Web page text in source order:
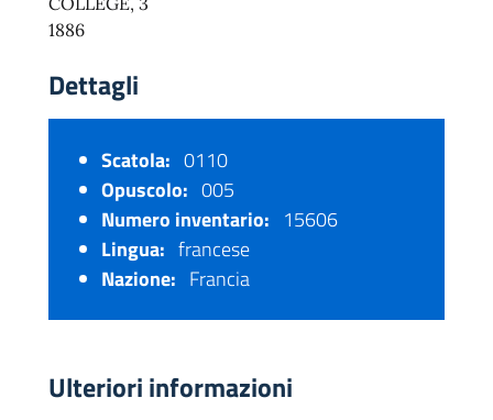
1886
Dettagli
Scatola: 0110
Opuscolo: 005
Numero inventario: 15606
Lingua: francese
Nazione: Francia
Ulteriori informazioni